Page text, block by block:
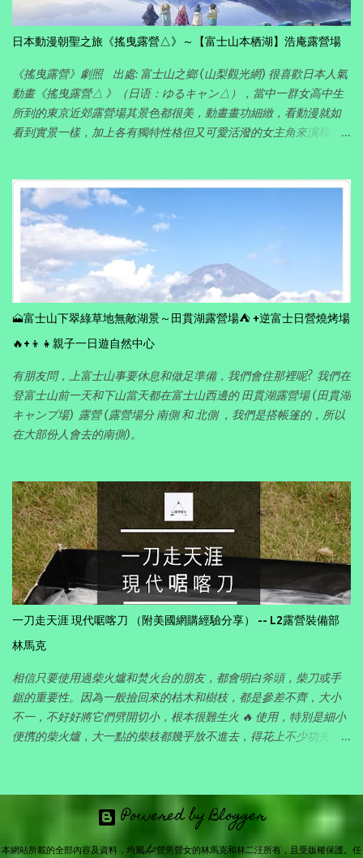
日本動漫朝聖之旅《搖曳露營△》～【富士山本栖湖】浩庵露營場
《搖曳露營》劇照 出處: 富士山之鄉 (山梨觀光網) 很喜歡日本人氣
動畫《搖曳露營△ 》（日语：ゆるキャン△），當中一群女高中生
所到的東京近郊露營場其景色都很美，動畫畫功細緻，看動漫就如
看到實景一樣，加上各有獨特性格但又可愛活潑的女主角來演釋露
🗻富士山下翠綠草地無敵湖景～田貫湖露營場⛺ +逆富士日營燒烤場
🔥+👦👧親子一日遊自然中心
有朋友問，上富士山事要休息和做足準備，我們會住那裡呢? 我們在
登富士山前一天和下山當天都在富士山西邊的 田貫湖露營場 (田貫湖
キャンプ場) 露營 (露營場分 南側 和 北側 ，我們是搭帳篷的，所以
在大部份人會去的南側)。
一刀走天涯 現代啹喀刀 （附美國網購經驗分享） -- L2露營裝備部
林馬克
相信只要使用過柴火爐和焚火台的朋友，都會明白斧頭，柴刀或手
鋸的重要性。因為一般撿回來的枯木和樹枝，都是參差不齊，大小
不一，不好好將它們劈開切小，根本很難生火 🔥 使用，特別是細小
便㩗的柴火爐，大一點的柴枝都幾乎放不進去，得花上不少功夫，
功能於一身的工具，既可以清理營地長長的雜草，又可以劈開撿回
來的大大小小的枯木和樹枝，供柴火爐煮食和焚火台之用。要克服
户外長期使用的挑戰，首先需要耐用，足碪折磨，而且因為主要靠
背包背著走山路，重量要平衡，不能太重，否則長途背不動，但亦
Powered by Blogger
本網站所載的全部內容及資料，均屬L2營男營女的林馬克和林二汪所有，且受版權保護。任